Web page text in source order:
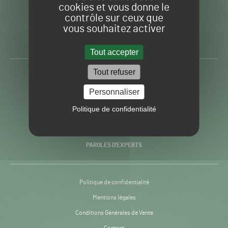
cookies et vous donne le
contrôle sur ceux que
vous souhaitez activer
Tout accepter
Tout refuser
Personnaliser
Politique de confidentialité
Gazon
Sport
H24
-
Toute l’info autour du
PRATIQUES
PAROLES D’EXPERTS
Politique de confidentialité
Mentions légales
Conditions Générales de Vente